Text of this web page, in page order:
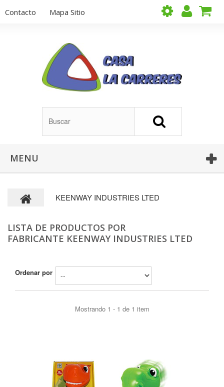
Contacto Mapa Sitio
MENU
KEENWAY INDUSTRIES LTED
LISTA DE PRODUCTOS POR
FABRICANTE KEENWAY INDUSTRIES LTED
Ordenar por
Mostrando 1 - 1 de 1 item